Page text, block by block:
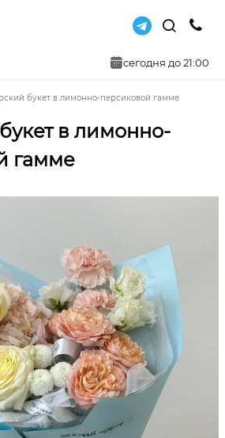
сегодня до 21:00
букет в лимонно-персиковой гамме
в лимонно-
гамме